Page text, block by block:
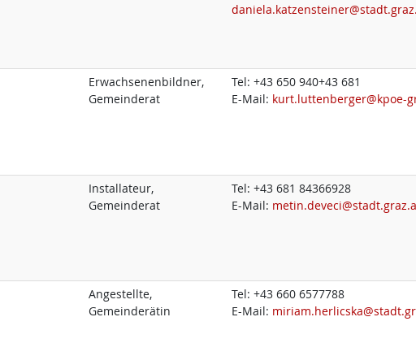
Erwachsenenbildner,
Gemeinderat
Tel:+43 650 940+43 681
E-Mail: kurt.luttenberger@kpoe-
Installateur,
Gemeinderat
Tel:+43 681 84366928
E-Mail:
Angestellte,
Gemeinderätin
Tel:+43 660 6577788
E-Mail: